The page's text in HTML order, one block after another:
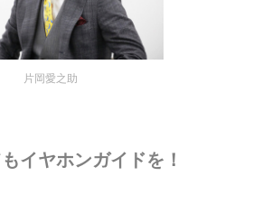
片岡愛之助
イヤホンガイドを！